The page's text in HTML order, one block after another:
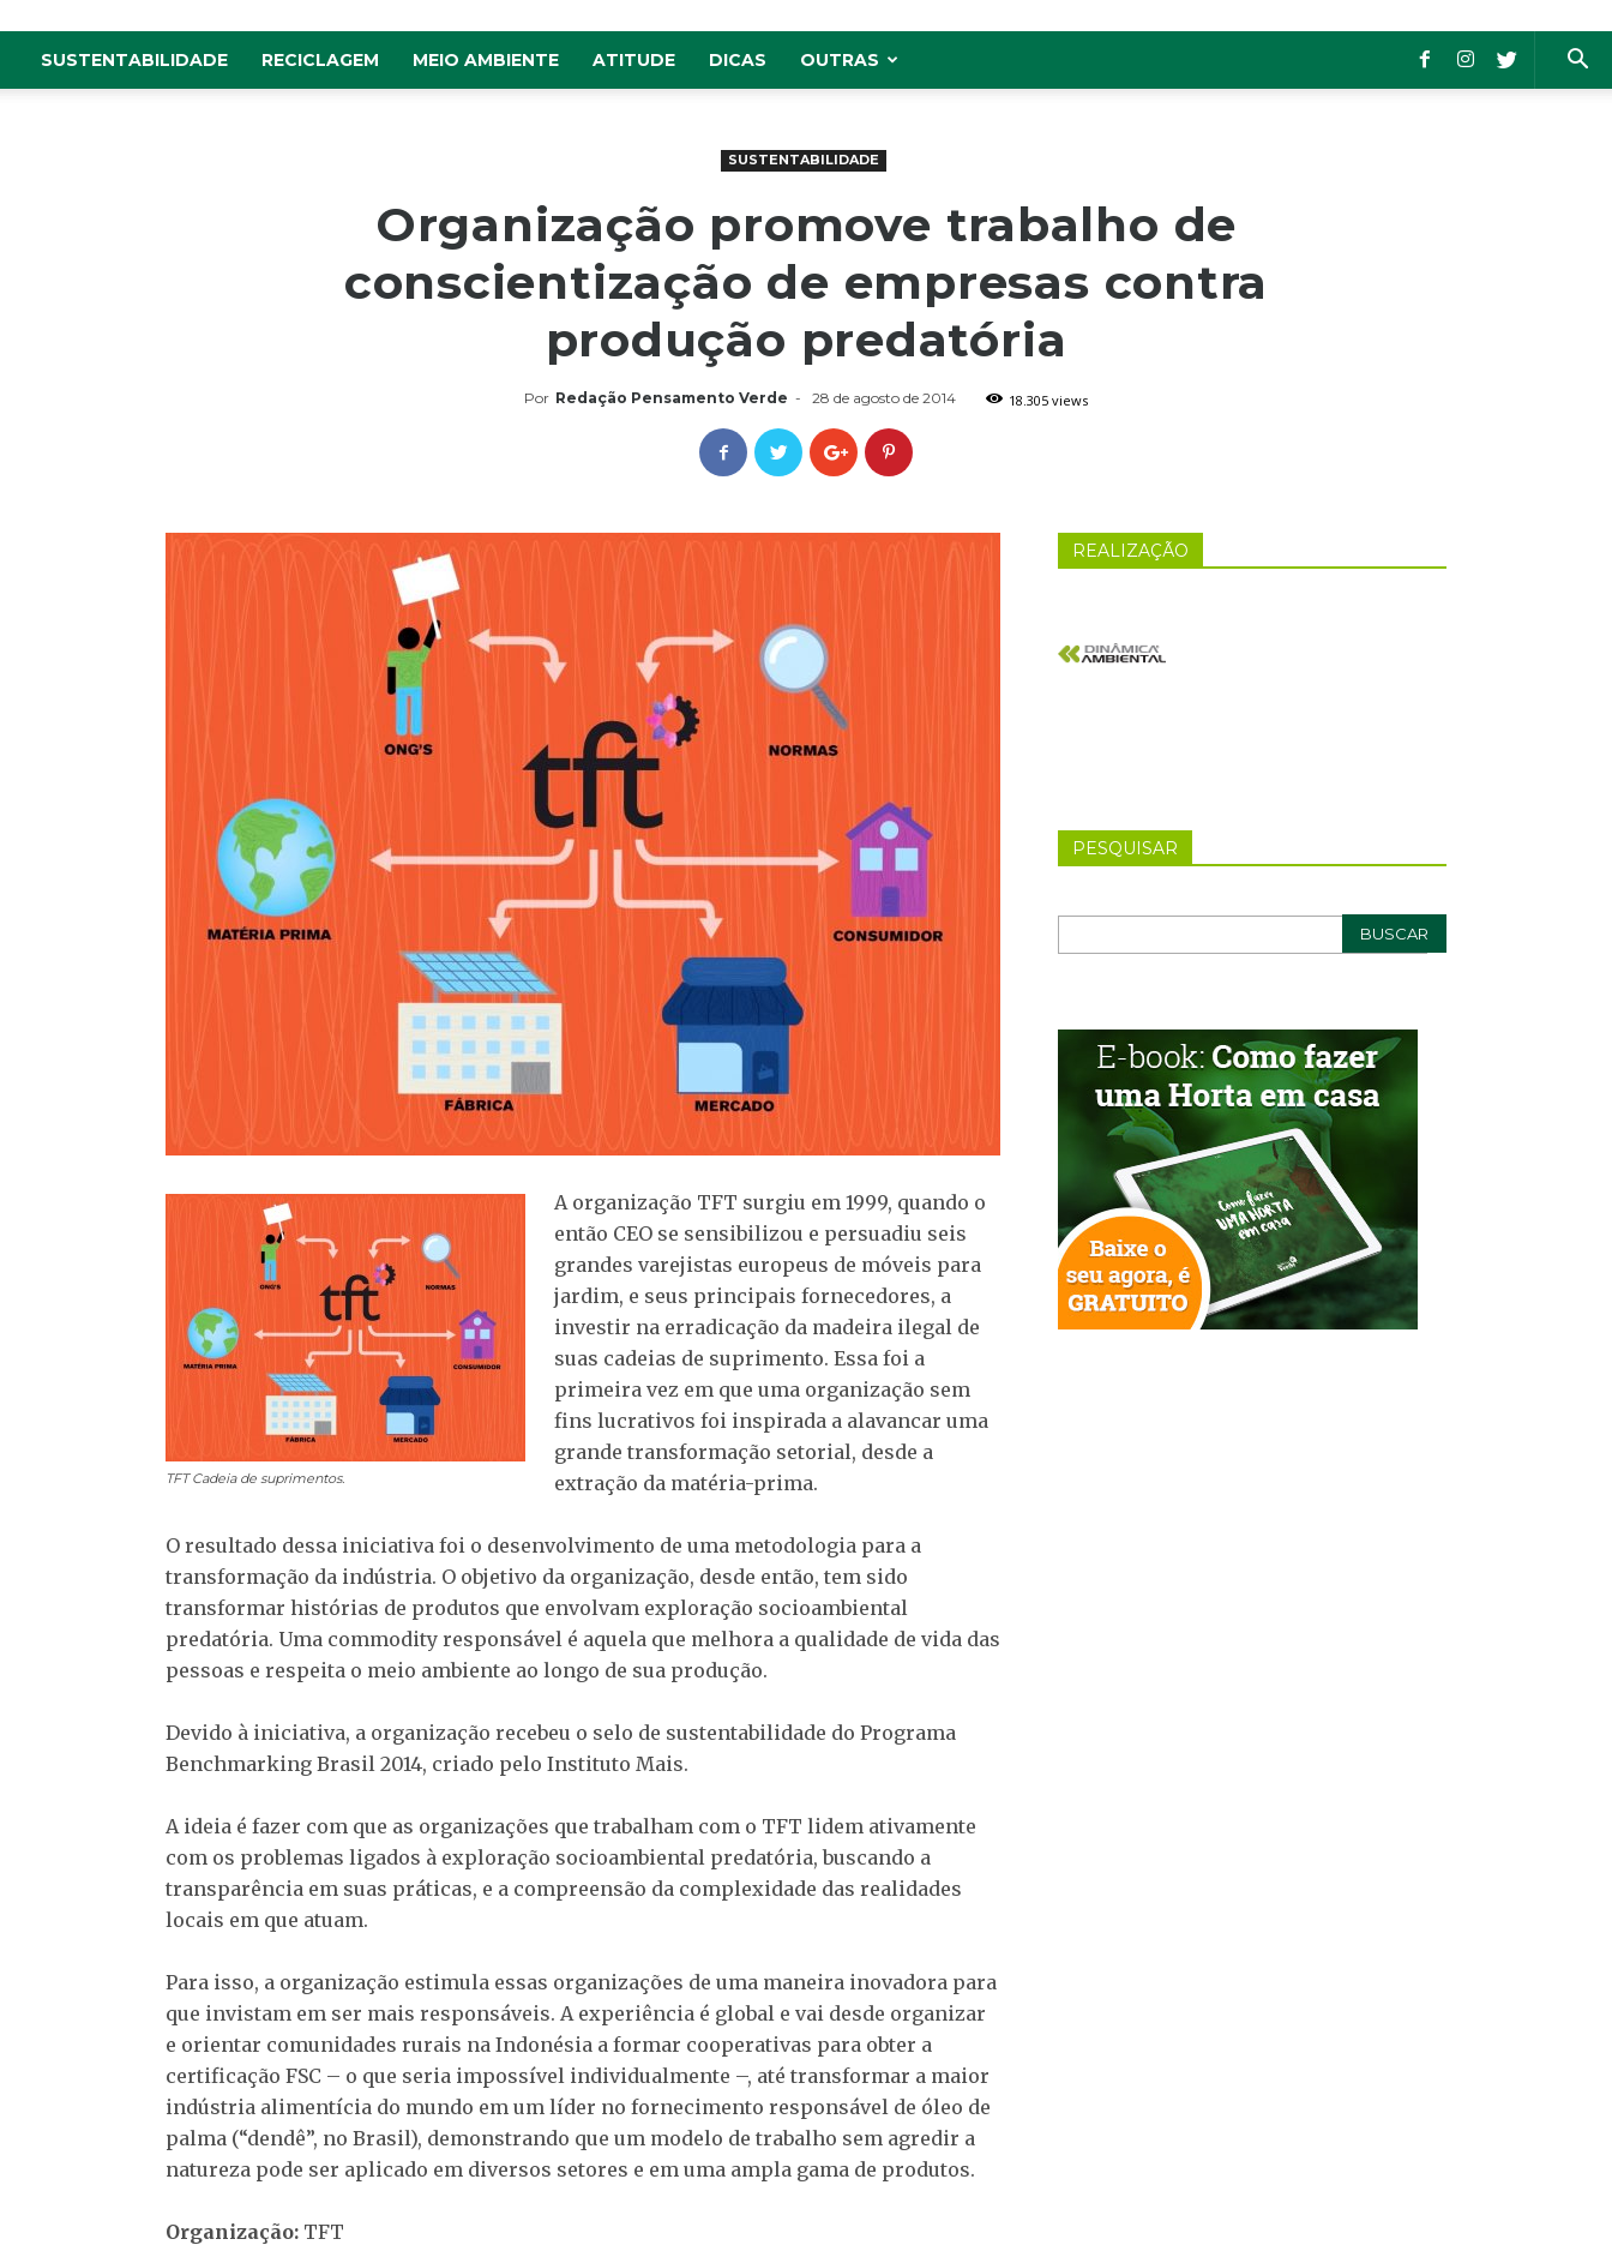
SUSTENTABILIDADE RECICLAGEM MEIO AMBIENTE ATITUDE DICAS OUTRAS
SUSTENTABILIDADE
Organização promove trabalho de
conscientização de empresas contra
produção predatória
Por Redação Pensamento Verde - 28 de agosto de 2014 18.305 views
TFTCadeia de suprimentos.
A organização TFT surgiu em 1999, quando o
então CEO se sensibilizou e persuadiu seis
grandes varejistas europeus de móveis para
jardim, e seus principais fornecedores, a
investir na erradicação da madeira ilegal de
suas cadeias de suprimento. Essa foi a
primeira vez em que uma organização sem
fins lucrativos foi inspirada a alavancar uma
grande transformação setorial, desde a
extração da matéria-prima.
O resultado dessa iniciativa foi o desenvolvimento de uma metodologia para a
transformação da indústria. O objetivo da organização, desde então, tem sido
transformar histórias de produtos que envolvam exploração socioambiental
predatória. Uma commodity responsável é aquela que melhora a qualidade de vida das
pessoas e respeita o meio ambiente ao longo de sua produção.
Devido à iniciativa, a organização recebeu o selo de sustentabilidade do Programa
Benchmarking Brasil 2014, criado pelo Instituto Mais.
A ideia é fazer com que as organizações que trabalham com o TFT lidem ativamente
com os problemas ligados à exploração socioambiental predatória, buscando a
transparência em suas práticas, e a compreensão da complexidade das realidades
locais em que atuam.
Para isso, a organização estimula essas organizações de uma maneira inovadora para
que invistam em ser mais responsáveis. A experiência é global e vai desde organizar
e orientar comunidades rurais na Indonésia a formar cooperativas para obter a
certificação FSC – o que seria impossível individualmente –, até transformar a maior
indústria alimentícia do mundo em um líder no fornecimento responsável de óleo de
palma (“dendê”, no Brasil), demonstrando que um modelo de trabalho sem agredir a
natureza pode ser aplicado em diversos setores e em uma ampla gama de produtos.
Organização: TFT
REALIZAÇÃO
PESQUISAR